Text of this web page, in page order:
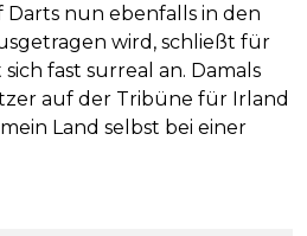
Darts nun ebenfalls in den
wird, schließt für
fast surreal an. Damals
auf der Tribüne für Irland
Land selbst bei einer